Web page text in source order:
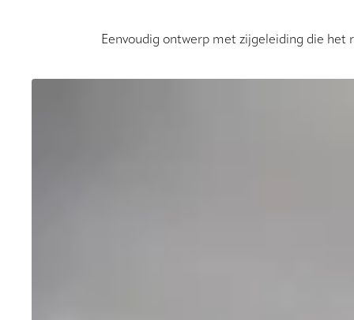
Eenvoudig ontwerp met zijgeleiding die het